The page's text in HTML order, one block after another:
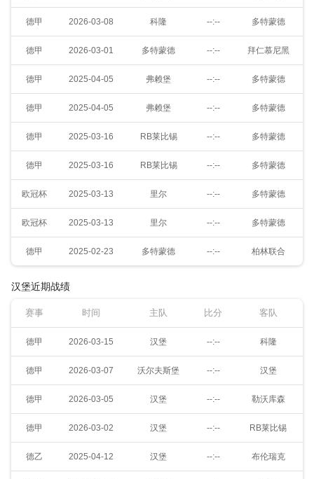
德甲 2026-03-08 科隆 --:-- 多特蒙德
德甲 2026-03-01 多特蒙德 --:-- 拜仁慕尼黑
德甲 2025-04-05 弗赖堡 --:-- 多特蒙德
德甲 2025-04-05 弗赖堡 --:-- 多特蒙德
德甲 2025-03-16 RB莱比锡 --:-- 多特蒙德
德甲 2025-03-16 RB莱比锡 --:-- 多特蒙德
欧冠杯 2025-03-13 里尔 --:-- 多特蒙德
欧冠杯 2025-03-13 里尔 --:-- 多特蒙德
德甲 2025-02-23 多特蒙德 --:-- 柏林联合
汉堡近期战绩
赛事 时间 主队 比分 客队
德甲 2026-03-15 汉堡 --:-- 科隆
德甲 2026-03-07 沃尔夫斯堡 --:-- 汉堡
德甲 2026-03-05 汉堡 --:-- 勒沃库森
德甲 2026-03-02 汉堡 --:-- RB莱比锡
德乙 2025-04-12 汉堡 --:-- 布伦瑞克